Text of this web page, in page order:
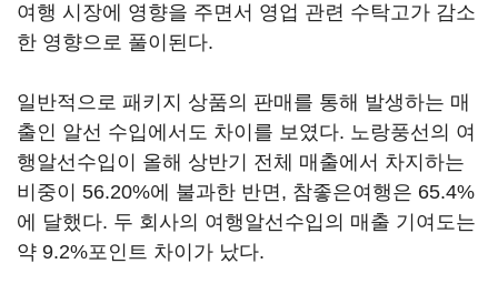
여행 시장에 영향을 주면서 영업 관련 수탁고가 감소
한 영향으로 풀이된다.
일반적으로 패키지 상품의 판매를 통해 발생하는 매
출인 알선 수입에서도 차이를 보였다. 노랑풍선의 여
행알선수입이 올해 상반기 전체 매출에서 차지하는
비중이 56.20%에 불과한 반면, 참좋은여행은 65.4%
에 달했다. 두 회사의 여행알선수입의 매출 기여도는
약 9.2%포인트 차이가 났다.